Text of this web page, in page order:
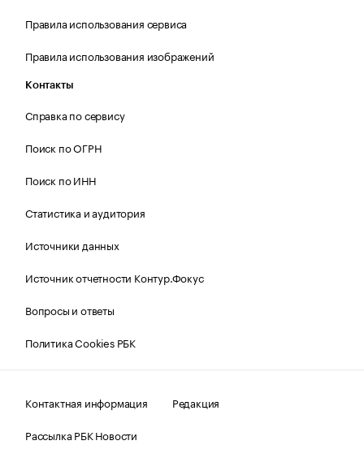
Правила использования сервиса
Правила использования изображений
Контакты
Справка по сервису
Поиск по ОГРН
Поиск по ИНН
Статистика и аудитория
Источники данных
Источник отчетности Контур.Фокус
Вопросы и ответы
Политика Cookies РБК
Контактная информация
Редакция
Рассылка РБК Новости